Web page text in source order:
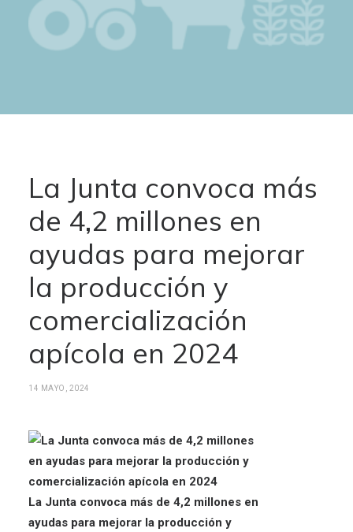
La Junta convoca más
de 4,2 millones en
ayudas para mejorar
la producción y
comercialización
apícola en 2024
14 MAYO, 2024
La Junta convoca más de 4,2 millones en
ayudas para mejorar la producción y